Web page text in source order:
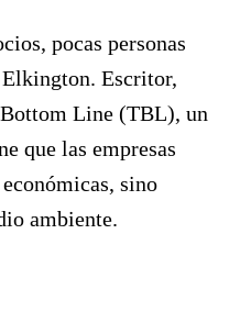
pocas personas
Escritor,
Line (TBL), un
que las empresas
sino
ambiente.